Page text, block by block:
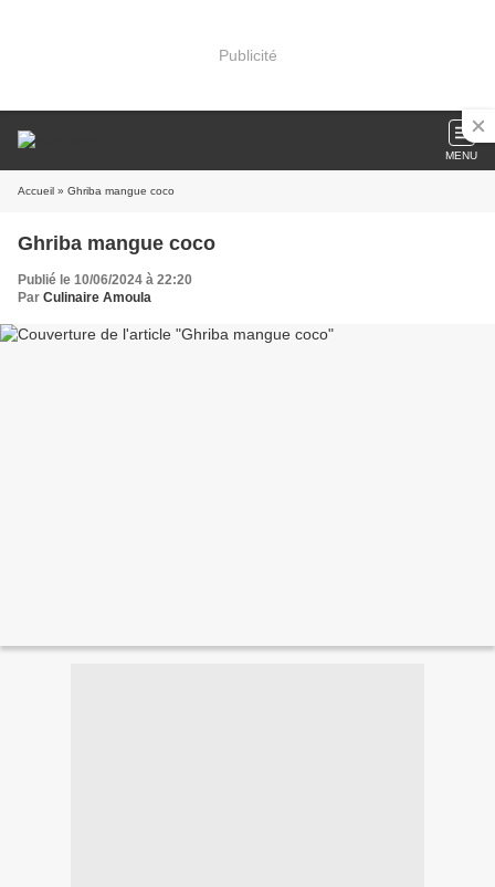
Publicité
MENU
Accueil » Ghriba mangue coco
Ghriba mangue coco
Publié le 10/06/2024 à 22:20
Par Culinaire Amoula